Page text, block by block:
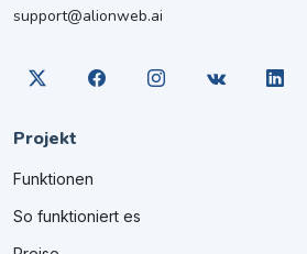
support@alionweb.ai
Projekt
Funktionen
So funktioniert es